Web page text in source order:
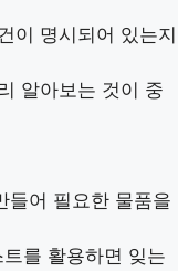
이 명시되어 있는지
알아보는 것이 중
들어 필요한 물품을
를 활용하면 잊는